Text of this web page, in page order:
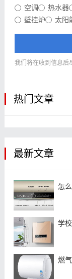
空调 热水器
壁挂炉
太阳
我们将在收到信息后
热门文章
最新文章
怎
学
燃